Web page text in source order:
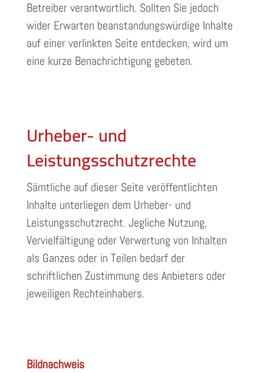
Betreiber verantwortlich. Sollten Sie jedoch
wider Erwarten beanstandungswürdige Inhalte
auf einer verlinkten Seite entdecken, wird um
eine kurze Benachrichtigung gebeten.
Urheber- und
Leistungsschutz­rechte
Sämtliche auf dieser Seite veröffentlichten
Inhalte unterliegen dem Urheber- und
Leistungsschutzrecht. Jegliche Nutzung,
Vervielfältigung oder Verwertung von Inhalten
als Ganzes oder in Teilen bedarf der
schriftlichen Zustimmung des Anbieters oder
jeweiligen Rechteinhabers.
Bildnachweis